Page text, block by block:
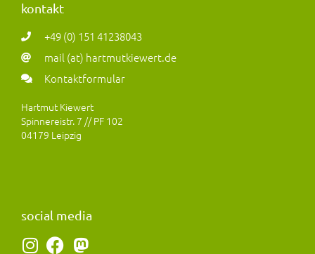
kontakt
+49 (0) 151 41238043
mail (at) hartmutkiewert.de
Kontaktformular
Hartmut Kiewert
Spinnereistr. 7 // PF 102
04179 Leipzig
social media
I
F
M